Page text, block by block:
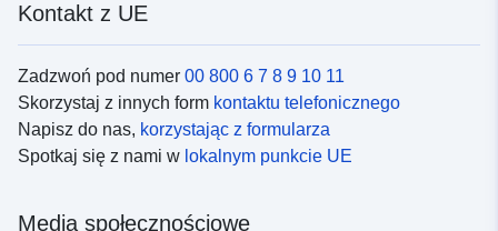
Kontakt z UE
Zadzwoń pod numer 00 800 6 7 8 9 10 11
Skorzystaj z innych form kontaktu telefonicznego
Napisz do nas, korzystając z formularza
Spotkaj się z nami w lokalnym punkcie UE
Media społecznościowe